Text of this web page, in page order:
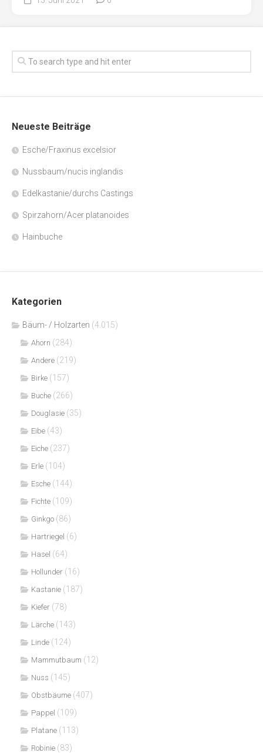
Neueste Beiträge
Esche/Fraxinus excelsior
Nussbaum/nucis inglandis
Edelkastanie/durchs Castings
Spirzahorn/Acer platanoides
Hainbuche
Kategorien
Bäum- / Holzarten (4.015)
Ahorn (284)
Andere (219)
Birke (157)
Buche (266)
Douglasie (35)
Eibe (43)
Eiche (237)
Erle (104)
Esche (144)
Fichte (109)
Ginkgo (86)
Hartriegel (6)
Hasel (64)
Hollunder (16)
Kastanie (187)
Kiefer (78)
Lärche (143)
Linde (124)
Mammutbaum (12)
Nuss (145)
Obstbäume (407)
Pappel (109)
Platane (113)
Robinie (83)